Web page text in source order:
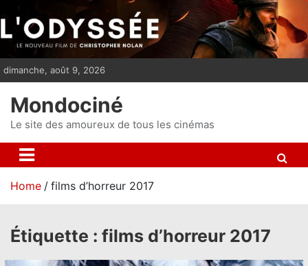
i
p
t
n
t
dimanche, août 9, 2026
Mondociné
Le site des amoureux de tous les cinémas
Home films d’horreur 2017
Étiquette : films d’horreur 2017